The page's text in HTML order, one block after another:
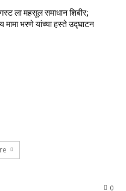
ला महसूल समाधान शिबीर;
मामा भरणे यांच्या हस्ते उद्घाटन
0